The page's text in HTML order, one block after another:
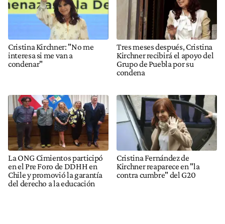
Cristina Kirchner: "No me
interesa si me van a
condenar"
Tres meses después, Cristina
Kirchner recibirá el apoyo del
Grupo de Puebla por su
condena
La ONG Cimientos participó
en el Pre Foro de DDHH en
Chile y promovió la garantía
del derecho a la educación
Cristina Fernández de
Kirchner reaparece en "la
contra cumbre" del G20